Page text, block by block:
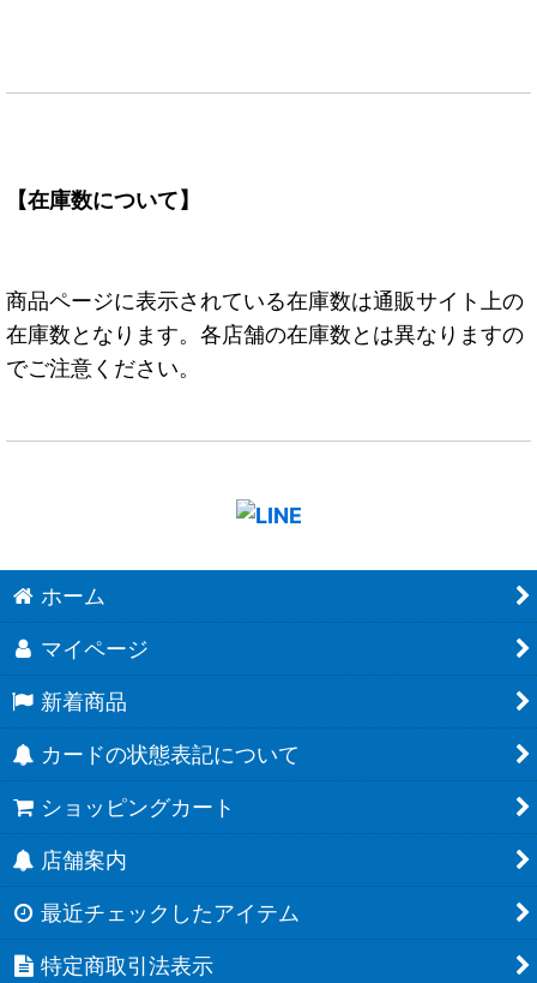
【在庫数について】
商品ページに表示されている在庫数は通販サイト上の
在庫数となります。各店舗の在庫数とは異なりますの
でご注意ください。
ホーム
マイページ
新着商品
カードの状態表記について
ショッピングカート
店舗案内
最近チェックしたアイテム
特定商取引法表示